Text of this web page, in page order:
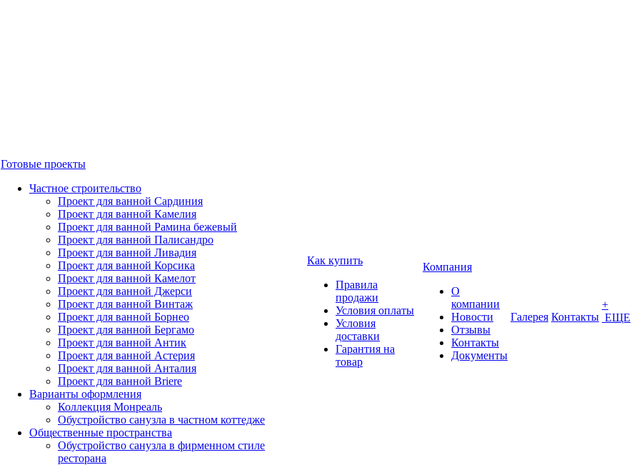
Готовые проекты
Частное строительство
Проект для ванной Сардиния
Проект для ванной Камелия
Проект для ванной Рамина бежевый
Проект для ванной Палисандро
Проект для ванной Ливадия
Проект для ванной Корсика
Проект для ванной Камелот
Проект для ванной Джерси
Проект для ванной Винтаж
Проект для ванной Борнео
Проект для ванной Бергамо
Проект для ванной Антик
Проект для ванной Астерия
Проект для ванной Анталия
Проект для ванной Briere
Варианты оформления
Коллекция Монреаль
Обустройство санузла в частном коттедже
Общественные пространства
Обустройство санузла в фирменном стиле
ресторана
Как купить
Правила
продажи
Условия оплаты
Условия
доставки
Гарантия на
товар
Компания
О
компании
Новости
Отзывы
Контакты
Документы
Галерея Контакты
+
ЕЩЕ